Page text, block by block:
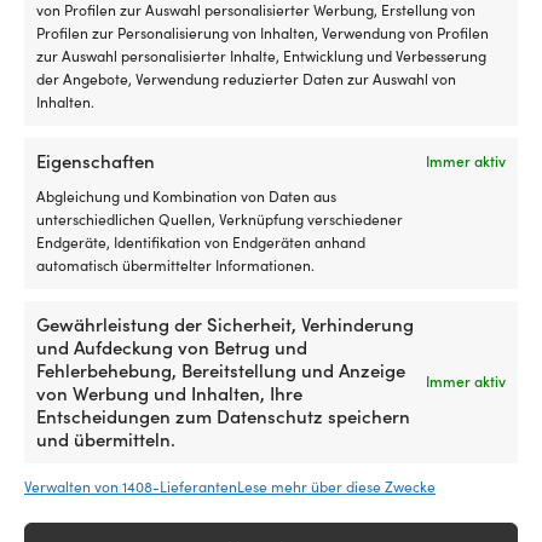
von Profilen zur Auswahl personalisierter Werbung, Erstellung von
Profilen zur Personalisierung von Inhalten, Verwendung von Profilen
zur Auswahl personalisierter Inhalte, Entwicklung und Verbesserung
der Angebote, Verwendung reduzierter Daten zur Auswahl von
Inhalten.
Eigenschaften
Immer aktiv
Abgleichung und Kombination von Daten aus
unterschiedlichen Quellen, Verknüpfung verschiedener
Endgeräte, Identifikation von Endgeräten anhand
automatisch übermittelter Informationen.
Gewährleistung der Sicherheit, Verhinderung
und Aufdeckung von Betrug und
Fehlerbehebung, Bereitstellung und Anzeige
von Werbung und Inhalten, Ihre
Entscheidungen zum Datenschutz speichern
und übermitteln.
Immer aktiv
Verwalten von 1408-LieferantenLese mehr über diese Zwecke
Kraftstoff-, Wasser- &
Fäkalientank /
Grauwassertank Nuova Rade
Diablo Smart Tank, 70 Liter,
129,99€
MwSt. inkl.
1 VORRÄTIG (KANN
NACHBESTELLT WERDEN)
Kraftstoff-, Wasser- &
Fäkalientank /
Grauwassertank Nuova Rade
149,99€
MwSt. inkl.
NACHBESTELLT WERDEN)